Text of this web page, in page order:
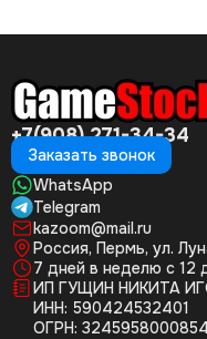
+7(908) 271-34-34
Заказать звонок
WhatsApp
Telegram
kazoom@mail.ru
Россия, Пермь, ул.
7 дней в неделю с 12
ИП ГУЩИН НИКИТА
ИНН: 590424532401
ОГРН: